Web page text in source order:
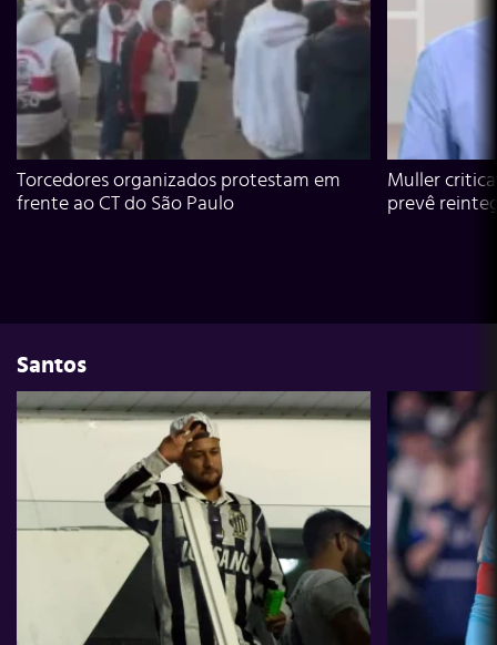
Torcedores organizados protestam em
frente ao CT do São Paulo
Muller
prevê
Santos